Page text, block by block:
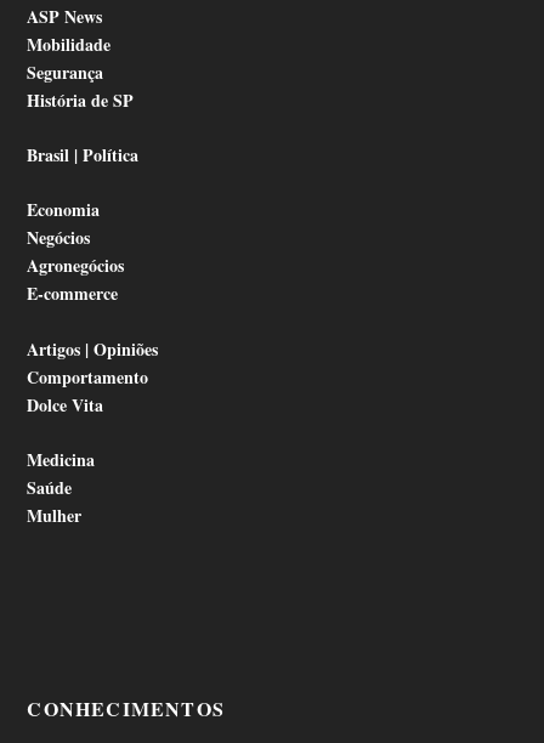
ASP News
Mobilidade
Segurança
História de SP
Brasil | Política
Economia
Negócios
Agronegócios
E-commerce
Artigos | Opiniões
Comportamento
Dolce Vita
Medicina
Saúde
Mulher
CONHECIMENTOS